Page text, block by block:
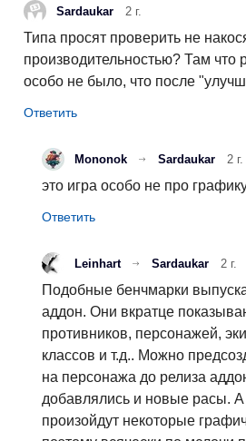
Sardaukar 2 г.
Типа просят проверить не
производительностью? Там что
особо не было, что после
Mononok Sardaukar 2 г.
это игра особо не про
Leinhart Sardaukar 2 г.
Подобные бенчмарки
аддон. Они вкратце
противников, персонажей,
классов и т.д.. Можно
на персонажа до релиза
добавлялись и новые расы. А
произойдут некоторые